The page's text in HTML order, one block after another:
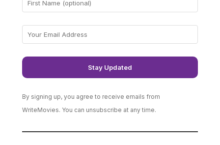
By signing up, you agree to receive emails from
WriteMovies. You can unsubscribe at any time.